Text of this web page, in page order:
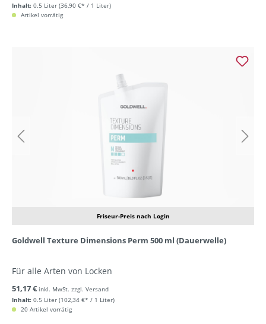
Inhalt: 0.5 Liter (36,90 €* / 1 Liter)
Artikel vorrätig
Friseur-Preis nach Login
Goldwell Texture Dimensions Perm 500 ml (Dauerwelle)
Für alle Arten von Locken
Inhalt: 0.5 Liter (102,34 €* / 1 Liter)
51,17 € inkl. MwSt. zzgl. Versand
20 Artikel vorrätig